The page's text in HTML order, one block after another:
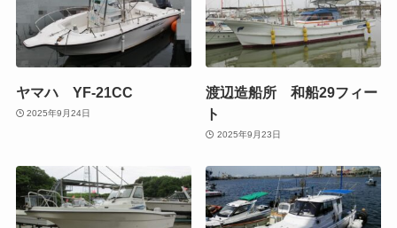
ヤマハ YF-21CC
2025年9月24日
渡辺造船所 和船29フィー
ト
2025年9月23日